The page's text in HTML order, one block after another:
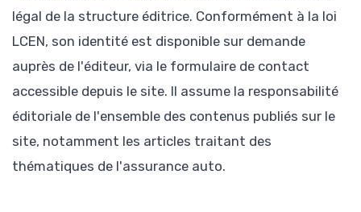
légal de la structure éditrice. Conformément à la loi
LCEN, son identité est disponible sur demande
auprès de l'éditeur, via le formulaire de contact
accessible depuis le site. Il assume la responsabilité
éditoriale de l'ensemble des contenus publiés sur le
site, notamment les articles traitant des
thématiques de l'assurance auto.